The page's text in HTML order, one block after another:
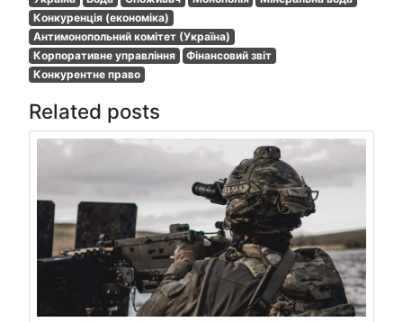
Конкуренція (економіка)
Антимонопольний комітет (Україна)
Корпоративне управління
Фінансовий звіт
Конкурентне право
Related posts